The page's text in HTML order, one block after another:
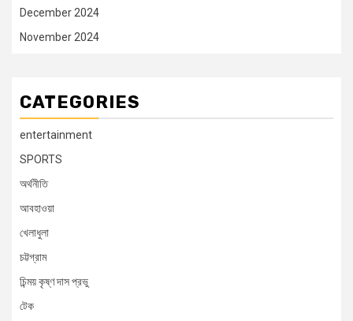
December 2024
November 2024
CATEGORIES
entertainment
SPORTS
অর্থনীতি
আবহাওয়া
খেলাধুলা
চট্টগ্রাম
চিন্ময় কৃষ্ণ দাস প্রভু
টেক